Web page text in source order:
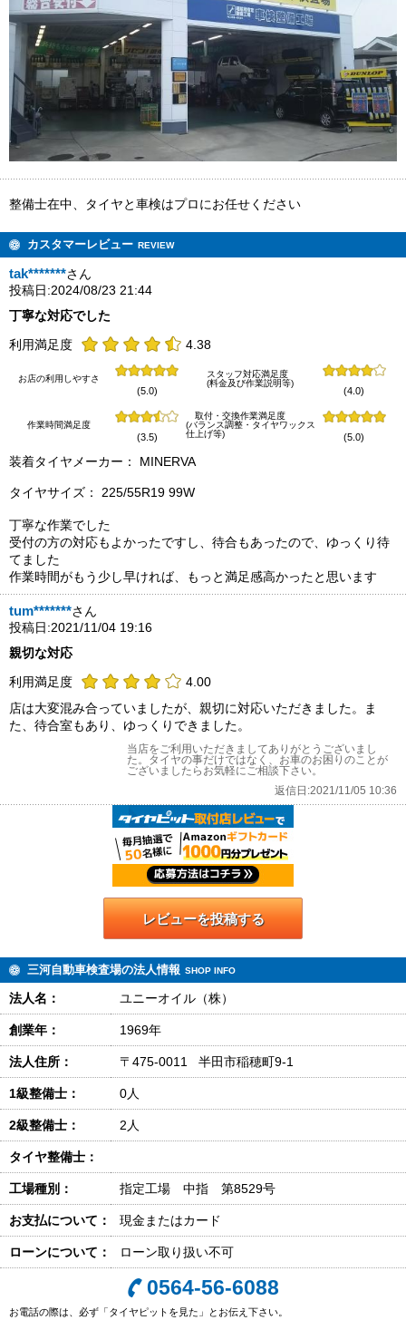
整備士在中、タイヤと車検はプロにお任せください
カスタマーレビュー REVIEW
tak*******さん
投稿日:2024/08/23 21:44
丁寧な対応でした
利用満足度
4.38
お店の利用しやすさ
(5.0)
スタッフ対応満足度
(料金及び作業説明等)
(4.0)
作業時間満足度
(3.5)
取付・交換作業満足度
(バランス調整・タイヤワックス
仕上げ等)
(5.0)
装着タイヤメーカー： MINERVA
タイヤサイズ： 225/55R19 99W
丁寧な作業でした
受付の方の対応もよかったですし、待合もあったので、ゆっくり待
てました
作業時間がもう少し早ければ、もっと満足感高かったと思います
tum*******さん
投稿日:2021/11/04 19:16
親切な対応
利用満足度
4.00
店は大変混み合っていましたが、親切に対応いただきました。ま
た、待合室もあり、ゆっくりできました。
当店をご利用いただきましてありがとうございまし
た。タイヤの事だけではなく、お車のお困りのことが
ございましたらお気軽にご相談下さい。
返信日:2021/11/05 10:36
レビューを投稿する
三河自動車検査場の法人情報 SHOP INFO
法人名： ユニーオイル（株）
創業年： 1969年
法人住所： 〒475-0011 半田市稲穂町9-1
1級整備士： 0人
2級整備士： 2人
タイヤ整備士：
工場種別： 指定工場 中指 第8529号
お支払について： 現金またはカード
ローンについて： ローン取り扱い不可
0564-56-6088
お電話の際は、必ず「タイヤピットを見た」とお伝え下さい。